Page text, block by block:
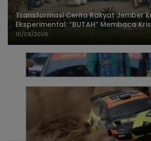
Transformasi Cerita Rakyat Jember
Eksperimental: “BUTAH” Membaca
10/08/2026